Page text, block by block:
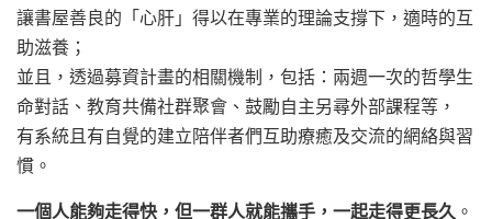
讓書屋善良的「心肝」得以在專業的理論支撐下，適時的互
助滋養；
並且，透過募資計畫的相關機制，包括：兩週一次的哲學生
命對話、教育共備社群聚會、鼓勵自主另尋外部課程等，
有系統且有自覺的建立陪伴者們互助療癒及交流的網絡與習
慣。
一個人能夠走得快，但一群人就能攜手，一起走得更長久 。